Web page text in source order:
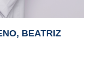
BEATRIZ